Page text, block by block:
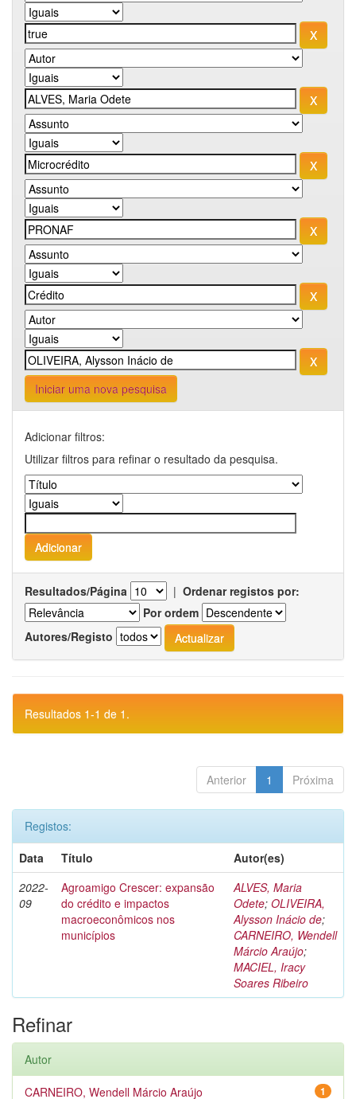
Iniciar uma nova pesquisa
Adicionar filtros:
Utilizar filtros para refinar o resultado da pesquisa.
Resultados/Página | Ordenar registos por:
Por ordem
Autores/Registo
Resultados 1-1 de 1.
Anterior 1 Próxima
Registos:
Data
Título
Autor(es)
2022-
09
Agroamigo Crescer: expansão
do crédito e impactos
macroeconômicos nos
municípios
ALVES, Maria
Odete; OLIVEIRA,
Alysson Inácio de;
CARNEIRO, Wendell
Márcio Araújo;
MACIEL, Iracy
Soares Ribeiro
Refinar
Autor
1
CARNEIRO, Wendell Márcio Araújo